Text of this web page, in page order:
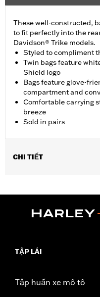
These well-constructed,
to fit perfectly into the
Davidson® Trike models.
Styled to compliment
Twin bags feature
Shield logo
Bags feature glove-
compartment and
Comfortable carrying
breeze
Sold in pairs
CHI TIẾT
In the Box: Pair of trunk
TẬP LÁI
Tập huấn xe mô tô